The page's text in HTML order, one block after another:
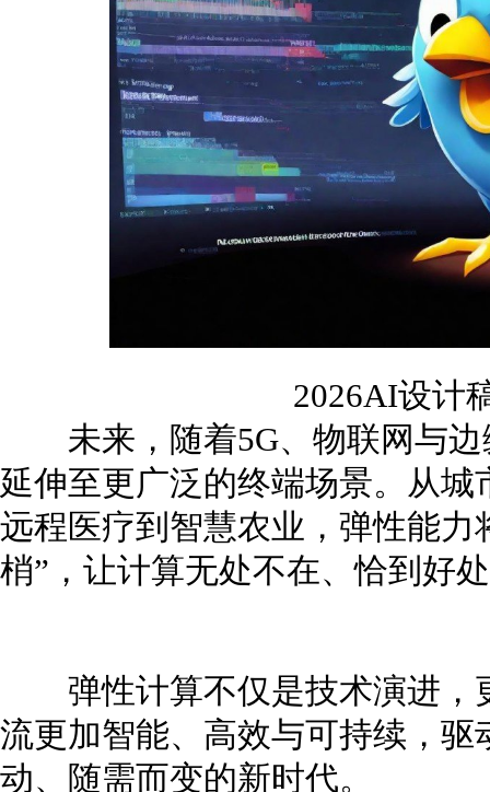
2026AI设计
未来，随着5G、物联网与边
延伸至更广泛的终端场景。从
远程医疗到智慧农业，弹性能
梢”，让计算无处不在、恰到好
弹性计算不仅是技术演进，
流更加智能、高效与可持续，
动、随需而变的新时代。